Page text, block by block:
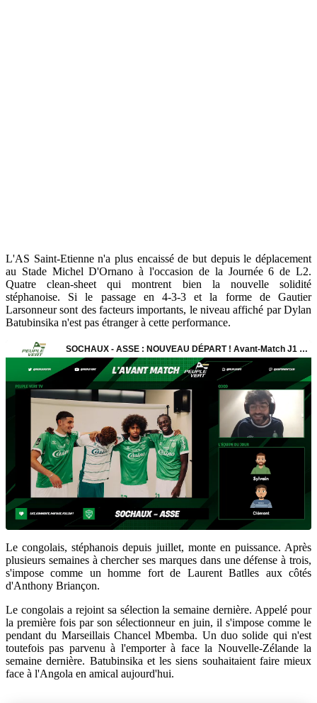
L'AS Saint-Etienne n'a plus encaissé de but depuis le déplacement
au Stade Michel D'Ornano à l'occasion de la Journée 6 de L2.
Quatre clean-sheet qui montrent bien la nouvelle solidité
stéphanoise. Si le passage en 4-3-3 et la forme de Gautier
Larsonneur sont des facteurs importants, le niveau affiché par Dylan
Batubinsika n'est pas étranger à cette performance.
Le congolais, stéphanois depuis juillet, monte en puissance. Après
plusieurs semaines à chercher ses marques dans une défense à trois,
s'impose comme un homme fort de Laurent Batlles aux côtés
d'Anthony Briançon.
Le congolais a rejoint sa sélection la semaine dernière. Appelé pour
la première fois par son sélectionneur en juin, il s'impose comme le
pendant du Marseillais Chancel Mbemba. Un duo solide qui n'est
toutefois pas parvenu à l'emporter à face la Nouvelle-Zélande la
semaine dernière. Batubinsika et les siens souhaitaient faire mieux
face à l'Angola en amical aujourd'hui.